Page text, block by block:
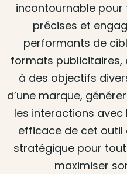
incontournable
précises et
performants de
formats publicitaires,
à des objectifs
d’une marque,
les interactions avec
efficace de cet
stratégique pour
maximiser